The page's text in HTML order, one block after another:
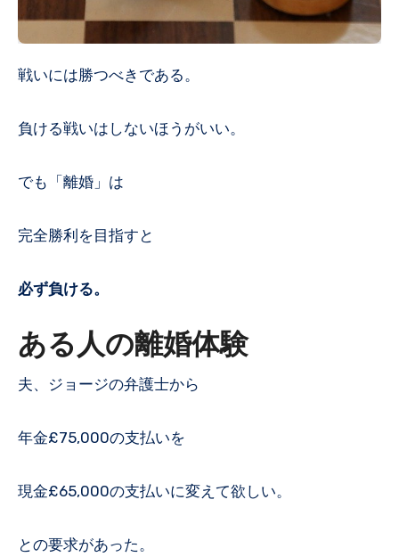
戦いには勝つべきである。
負ける戦いはしないほうがいい。
でも「離婚」は
完全勝利を目指すと
必ず負ける。
ある人の離婚体験
夫、ジョージの弁護士から
年金£75,000の支払いを
現金£65,000の支払いに変えて欲しい。
との要求があった。